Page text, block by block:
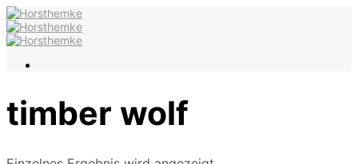
timber wolf